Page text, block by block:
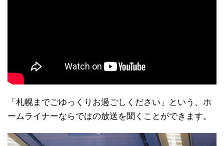
「札幌までごゆっくりお過ごしください」という、ホ
ームライナーならではの放送を聞くことができます。